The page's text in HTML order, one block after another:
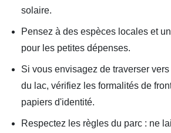
solaire.
Pensez à des espèces locales et
pour les petites dépenses.
Si vous envisagez de traverser
du lac, vérifiez les formalités de
papiers d'identité.
Respectez les règles du parc : ne